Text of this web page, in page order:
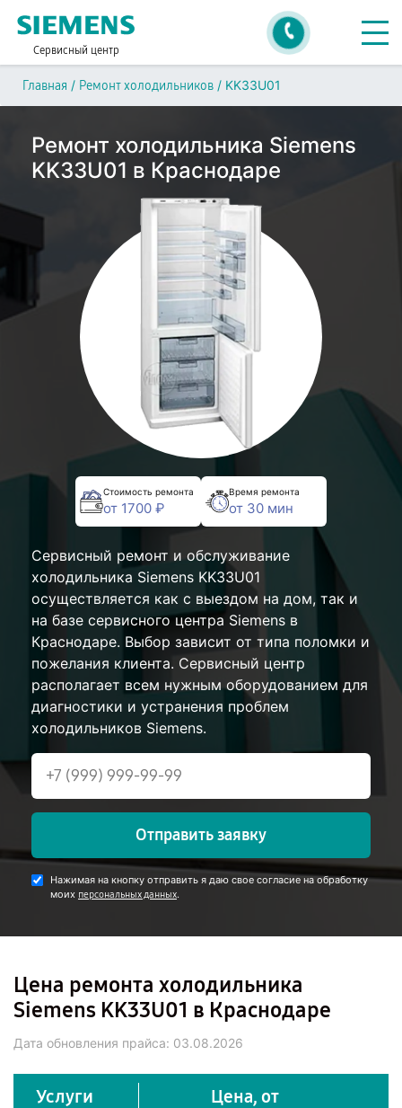
Сервисный центр
Главная / Ремонт холодильников / KK33U01
Ремонт холодильника Siemens
KK33U01 в Краснодаре
Стоимость ремонта
от 1700 ₽
Время ремонта
от 30 мин
Сервисный ремонт и обслуживание
холодильника Siemens KK33U01
осуществляется как с выездом на дом, так и
на базе сервисного центра Siemens в
Краснодаре. Выбор зависит от типа поломки и
пожелания клиента. Сервисный центр
располагает всем нужным оборудованием для
диагностики и устранения проблем
холодильников Siemens.
Отправить заявку
Нажимая на кнопку отправить я даю свое согласие на обработку
моих персональных данных.
Цена ремонта холодильника
Siemens KK33U01 в Краснодаре
Дата обновления прайса: 03.08.2026
Услуги Цена, от